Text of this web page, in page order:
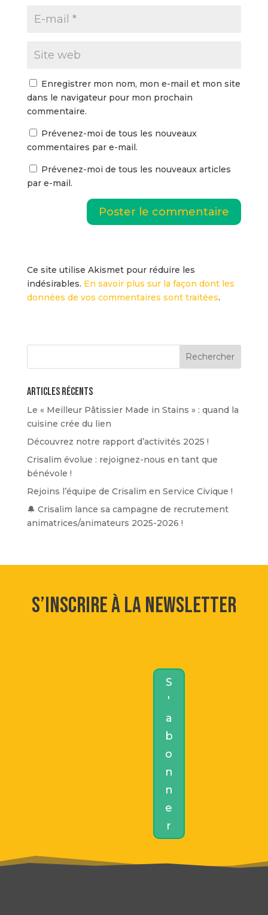
Enregistrer mon nom, mon e-mail et mon site
dans le navigateur pour mon prochain
commentaire.
Prévenez-moi de tous les nouveaux
commentaires par e-mail.
Prévenez-moi de tous les nouveaux articles
par e-mail.
Ce site utilise Akismet pour réduire les
indésirables. En savoir plus sur la façon dont les
données de vos commentaires sont traitées.
Articles récents
Le « Meilleur Pâtissier Made in Stains » : quand la
cuisine crée du lien
Découvrez notre rapport d’activités 2025 !
Crisalim évolue : rejoignez-nous en tant que
bénévole !
Rejoins l’équipe de Crisalim en Service Civique !
🔔 Crisalim lance sa campagne de recrutement
animatrices/animateurs 2025-2026 !
S’inscrire à la newsletter
S
'
a
b
o
n
n
e
r